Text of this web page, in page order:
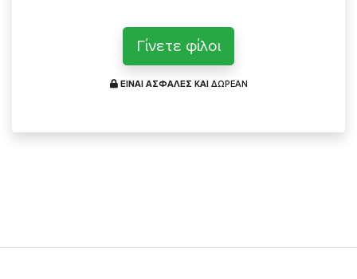
Γίνετε φίλοι
ΕΙΝΑΙ ΑΣΦΑΛΕΣ ΚΑΙ ΔΩΡΕΑΝ